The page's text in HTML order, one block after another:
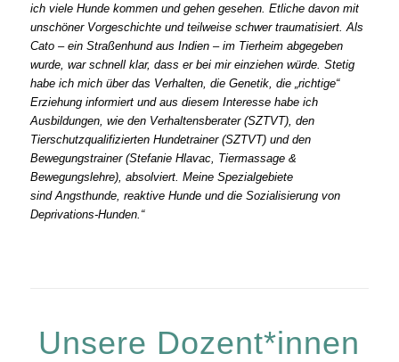
ich viele Hunde kommen und gehen gesehen. Etliche davon mit
unschöner Vorgeschichte und teilweise schwer traumatisiert. Als
Cato – ein Straßenhund aus Indien – im Tierheim abgegeben
wurde, war schnell klar, dass er bei mir einziehen würde. Stetig
habe ich mich über das Verhalten, die Genetik, die „richtige“
Erziehung informiert und aus diesem Interesse habe ich
Ausbildungen, wie den Verhaltensberater (SZTVT), den
Tierschutzqualifizierten Hundetrainer (SZTVT) und den
Bewegungstrainer (Stefanie Hlavac, Tiermassage &
Bewegungslehre), absolviert. Meine Spezialgebiete
sind Angsthunde, reaktive Hunde und die Sozialisierung von
Deprivations-Hunden.“
Unsere Dozent*innen